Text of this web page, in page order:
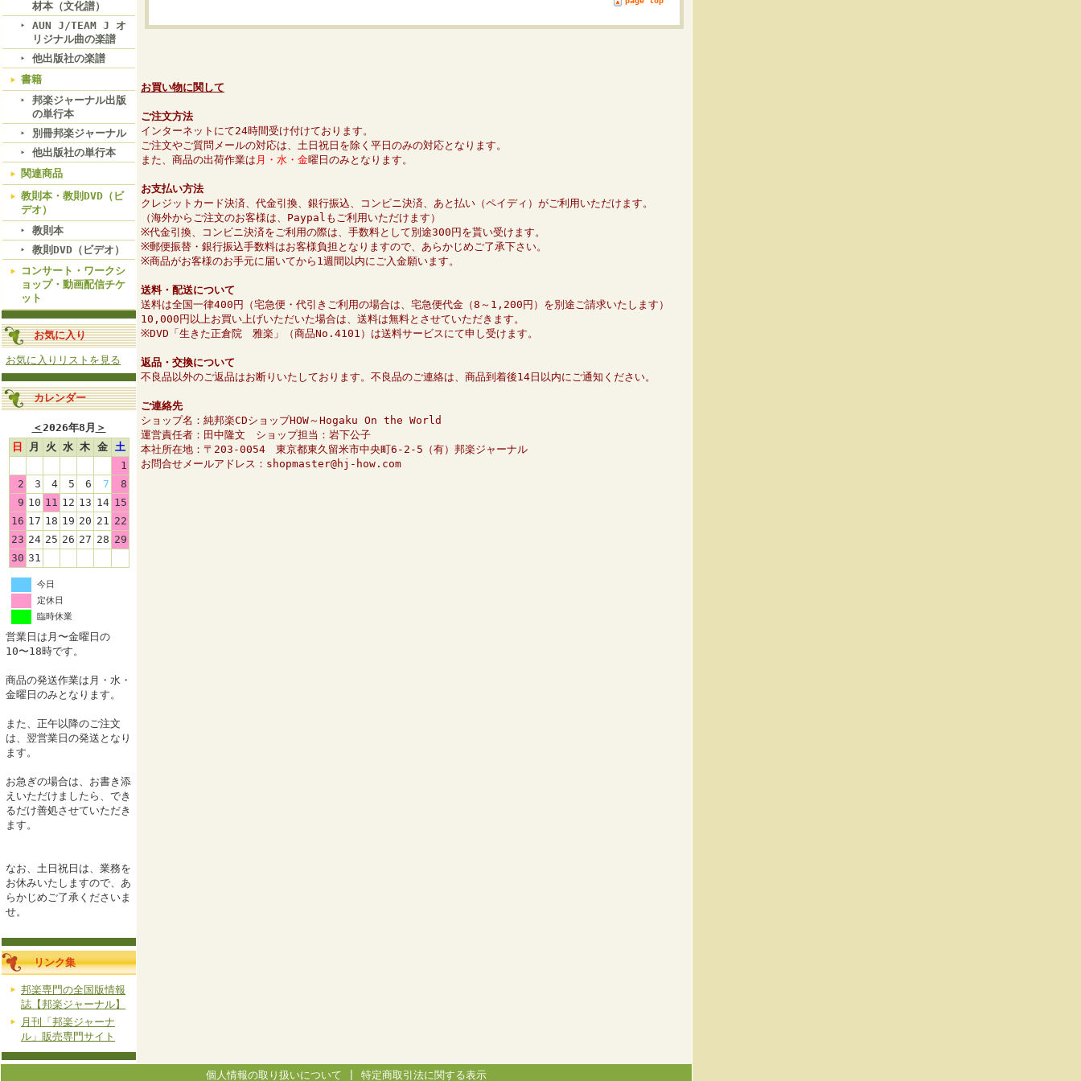
材本（文化譜）
AUN J/TEAM J オ
リジナル曲の楽譜
他出版社の楽譜
書籍
邦楽ジャーナル出版
の単行本
別冊邦楽ジャーナル
他出版社の単行本
関連商品
教則本・教則DVD（ビ
デオ）
教則本
教則DVD（ビデオ）
コンサート・ワークシ
ョップ・動画配信チケ
ット
お気に入り
お気に入りリストを見る
カレンダー
＜2026年8月 ＞
日
月 火 水 木 金
土
1
2
3 4 5 6 7
8
9 10 11 12 13 14 15
16 17 18 19 20 21 22
23 24 25 26 27 28 29
30 31
今日
定休日
臨時休業
営業日は月〜金曜日の
10〜18時です。
商品の発送作業は月・水・
金曜日のみとなります。
また、正午以降のご注文
は、翌営業日の発送となり
ます。
お急ぎの場合は、お書き添
えいただけましたら、でき
るだけ善処させていただき
ます。
なお、土日祝日は、業務を
お休みいたしますので、あ
らかじめご了承くださいま
せ。
リンク集
邦楽専門の全国版情報
誌【邦楽ジャーナル】
月刊「邦楽ジャーナ
ル」販売専門サイト
お買い物に関して
ご注文方法
インターネットにて24時間受け付けております。
ご注文やご質問メールの対応は、土日祝日を除く平日のみの対応となります。
また、商品の出荷作業は 月・水・金曜日のみとなります。
お支払い方法
クレジットカード決済、代金引換、銀行振込、コンビニ決済、あと払い（ペイディ）がご利用いただけます。
（海外からご注文のお客様は、Paypalもご利用いただけます）
※代金引換、コンビニ決済をご利用の際は、手数料として別途300円を貰い受けます。
※郵便振替・銀行振込手数料はお客様負担となりますので、あらかじめご了承下さい。
※商品がお客様のお手元に届いてから1週間以内にご入金願います。
送料・配送について
送料は全国一律400円（宅急便・代引きご利用の場合は、宅急便代金（8～1,200円）を別途ご請求いたします）
10,000円以上お買い上げいただいた場合は、送料は無料とさせていただきます。
※DVD「生きた正倉院 雅楽」（商品No.4101）は送料サービスにて申し受けます。
返品・交換について
不良品以外のご返品はお断りいたしております。不良品のご連絡は、商品到着後14日以内にご通知ください。
ご連絡先
ショップ名：純邦楽CDショップHOW～Hogaku On the World
運営責任者：田中隆文 ショップ担当：岩下公子
本社所在地：〒203-0054 東京都東久留米市中央町6-2-5（有）邦楽ジャーナル
お問合せメールアドレス：shopmaster@hj-how.com
個人情報の取り扱いについて 特定商取引法に関する表示